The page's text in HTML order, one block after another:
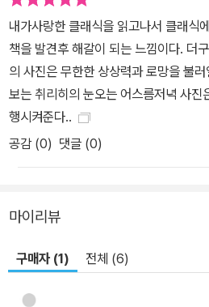
있는데, 바이로이트 페스티벌이 대표적
바그너가 자신의 작품만 올리는 축제극
었는데, 이는 음악가가 자신을 위한 극
다. 이후 이 축제극장은 바그네리언들의
디는 자신의 전용 극장을 짓자는 부세
외면했는데, 이 때문에 베르디 페스티벌
활성화될 수 있었다. 이 외에도 규모는 작지만 한 음악가의 작품을 진
지하게 무대에 올리는 페스티벌들이
집 앞에 있는 호숫가에서 그의 작품들
페사로 로시니 페스티벌 등이 바로 그것이다. 티켓 구하는 법
내가사랑한 클래식을 읽고나서 클래식
책을 발견후 해갈이 되는 느낌이다. 더
의 사진은 무한한 상상력과 로망을 불
보는 취리히의 눈오는 어스름저녁 사진
행시켜준다..
공감 (0) 댓글 (0)
마이리뷰
구매자 (1) 전체 (6)